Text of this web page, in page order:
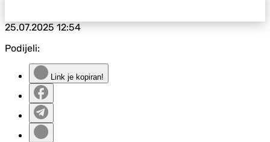
25.07.202512:54
Podijeli:
Link je kopiran!